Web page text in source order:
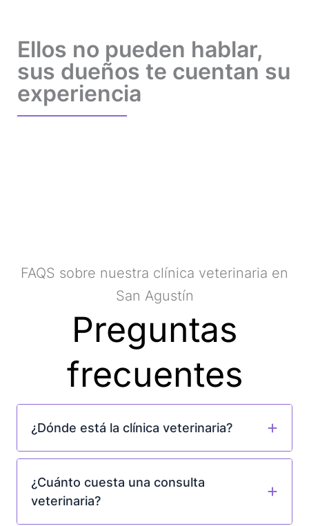
Ellos no pueden hablar,
sus dueños te cuentan su
experiencia
FAQS sobre nuestra clínica veterinaria en
San Agustín
Preguntas
frecuentes
¿Dónde está la clínica veterinaria?
¿Cuánto cuesta una consulta
veterinaria?